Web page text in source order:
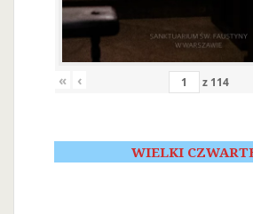
« ‹ z 114
WIELKI